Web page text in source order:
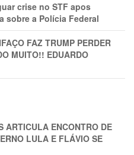
crise no STF apos
sobre a Polícia Federal
FAZ TRUMP PERDER
MUITO!! EDUARDO
ARTICULA ENCONTRO DE
LULA E FLÁVIO SE